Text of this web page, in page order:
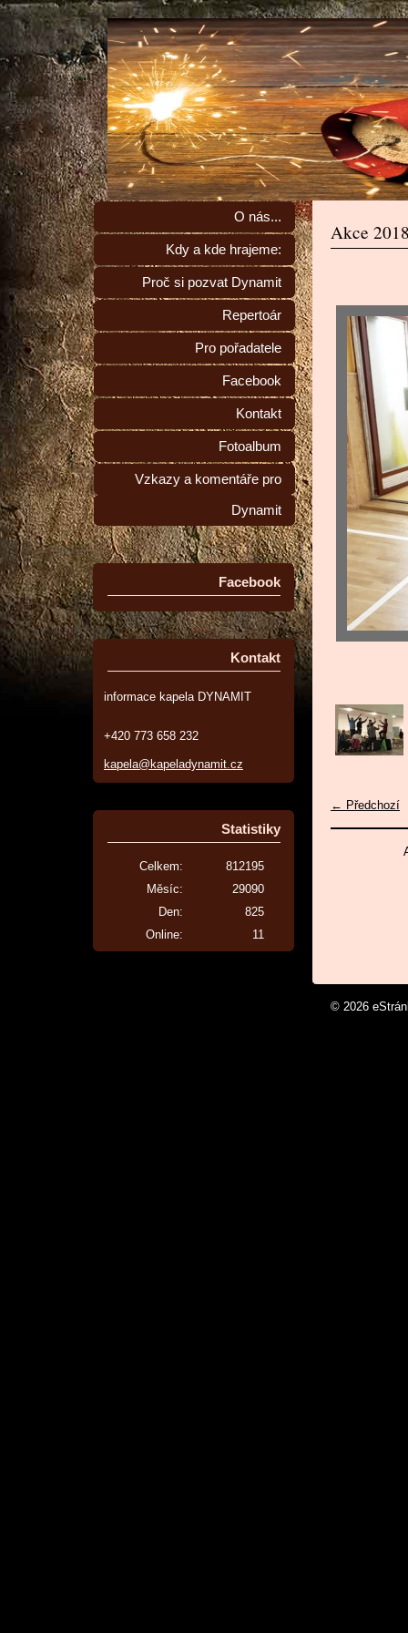
O nás...
Kdy a kde hrajeme:
Proč si pozvat Dynamit
Repertoár
Pro pořadatele
Facebook
Kontakt
Fotoalbum
Vzkazy a komentáře pro
Dynamit
Facebook
Kontakt
informace kapela DYNAMIT
+420 773 658 232
kapela@kapeladynamit.cz
Statistiky
Online: 11
Celkem:
812195
Měsíc:
29090
Den:
825
Akce
← Předchozí
© 2026